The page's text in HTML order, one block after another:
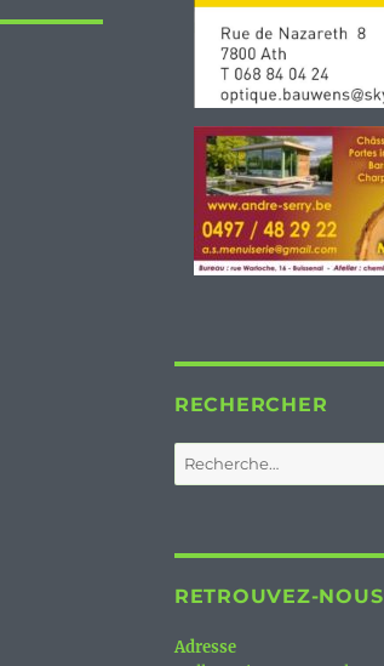
RECHERCHER
Recherche
pour :
RETROUVEZ-NOUS
Adresse